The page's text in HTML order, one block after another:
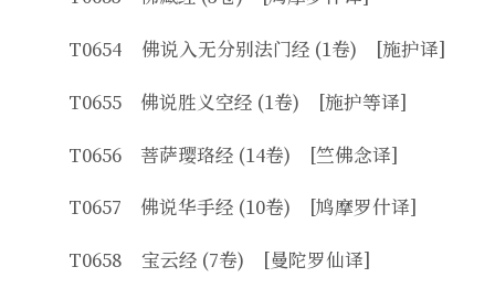
T0654 佛说入无分别法门经 (1卷) [施护译]
T0655 佛说胜义空经 (1卷) [施护等译]
T0656 菩萨璎珞经 (14卷) [竺佛念译]
T0657 佛说华手经 (10卷) [鸠摩罗什译]
T0658 宝云经 (7卷) [曼陀罗仙译]